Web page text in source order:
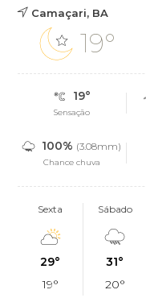
Camaçari, BA
19°
19°
Sensação
100% (3.08mm)
Chance chuva
Sexta
29°
19°
Sábado
31°
20°